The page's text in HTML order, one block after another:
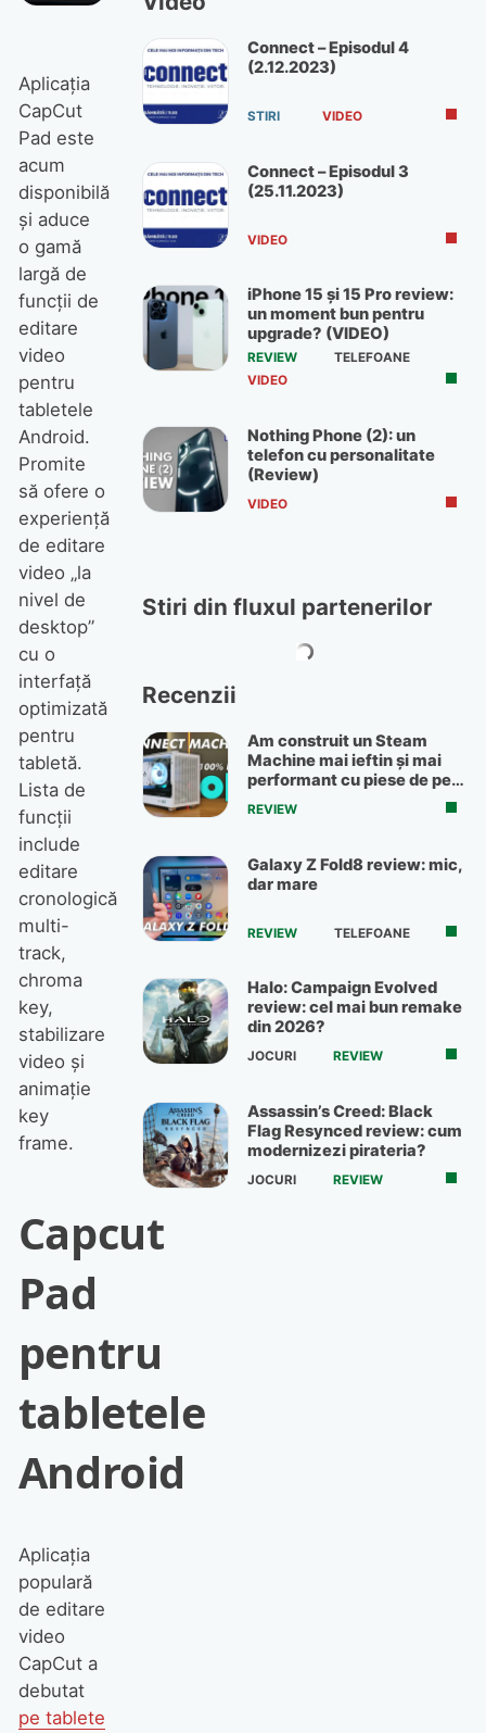
Aplicația
CapCut
Pad este
acum
disponibilă
și aduce
o gamă
largă de
funcții de
editare
video
pentru
tabletele
Android.
Promite
să ofere o
experiență
de editare
video „la
nivel de
desktop”
cu o
interfață
optimizată
pentru
tabletă.
Lista de
funcții
include
editare
cronologică
multi-
track,
chroma
key,
stabilizare
video și
animație
key
frame.
Capcut
Pad
pentru
tabletele
Android
Aplicația
populară
de editare
video
CapCut a
debutat
pe tablete
Connect – Episodul 4
(2.12.2023)
STIRI VIDEO
Connect – Episodul 3
(25.11.2023)
VIDEO
iPhone 15 și 15 Pro review:
un moment bun pentru
upgrade? (VIDEO)
REVIEW
TELEFOANE
VIDEO
Nothing Phone (2): un
telefon cu personalitate
(Review)
VIDEO
Stiri din fluxul partenerilor
Recenzii
Am construit un Steam
Machine mai ieftin și mai
performant cu piese de pe
OLX
REVIEW
Galaxy Z Fold8 review: mic,
dar mare
REVIEW TELEFOANE
Halo: Campaign Evolved
review: cel mai bun remake
din 2026?
JOCURI REVIEW
Assassin’s Creed: Black
Flag Resynced review: cum
modernizezi pirateria?
JOCURI REVIEW